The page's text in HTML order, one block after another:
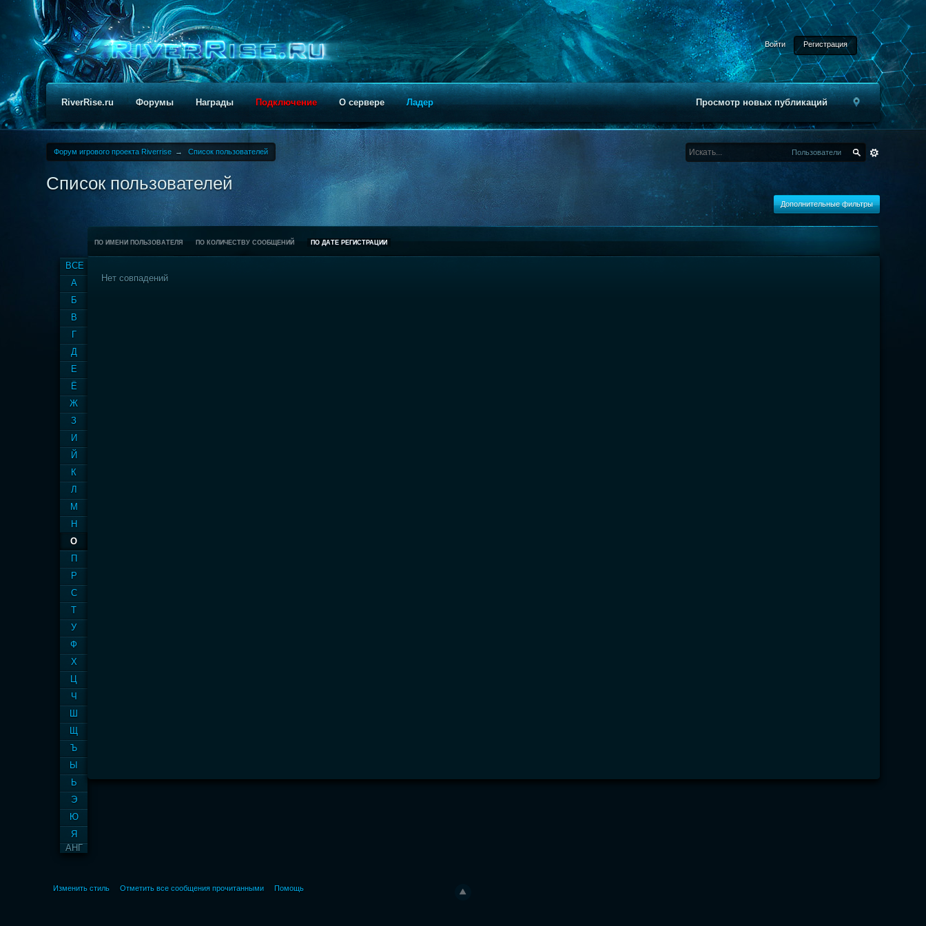
Войти Регистрация
Просмотр новых публикаций
RiverRise.ru Форумы Награды Подключение О сервере Ладер
Форум игрового проекта Riverrise → Список пользователей Пользователи
Список пользователей
Дополнительные фильтры
ВСЕ
А
Б
В
Г
Д
Е
Ё
Ж
З
И
Й
К
Л
М
Н
О
П
Р
С
Т
У
Ф
Х
Ц
Ч
Ш
Щ
Ъ
Ы
Ь
Э
Ю
Я
АНГ
ПО ИМЕНИ ПОЛЬЗОВАТЕЛЯ ПО КОЛИЧЕСТВУ СООБЩЕНИЙ ПО ДАТЕ РЕГИСТРАЦИИ
Нет совпадений
Изменить стиль Отметить все сообщения прочитанными Помощь